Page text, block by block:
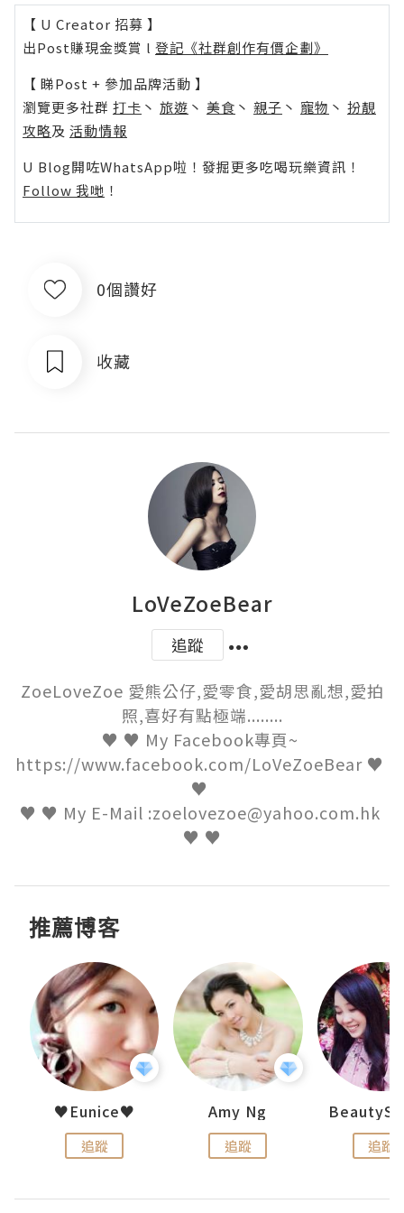
【 U Creator 招募 】
出Post賺現金獎賞 l 登記《社群創作有價企劃》
【 睇Post + 參加品牌活動 】
瀏覽更多社群 打卡 丶 旅遊 丶 美食 丶 親子 丶 寵物 丶 扮靚
攻略及 活動情報
U Blog開咗WhatsApp啦！發掘更多吃喝玩樂資訊！
Follow 我哋 ！
0個讚好
收藏
LoVeZoeBear
追蹤
ZoeLoveZoe 愛熊公仔,愛零食,愛胡思亂想,愛拍
照,喜好有點極端........
♥ ♥ My Facebook專頁~
https://www.facebook.com/LoVeZoeBear ♥
♥
♥ ♥ My E-Mail :zoelovezoe@yahoo.com.hk
♥ ♥
推薦博客
♥Eunice♥
追蹤
Amy Ng
追蹤 追蹤